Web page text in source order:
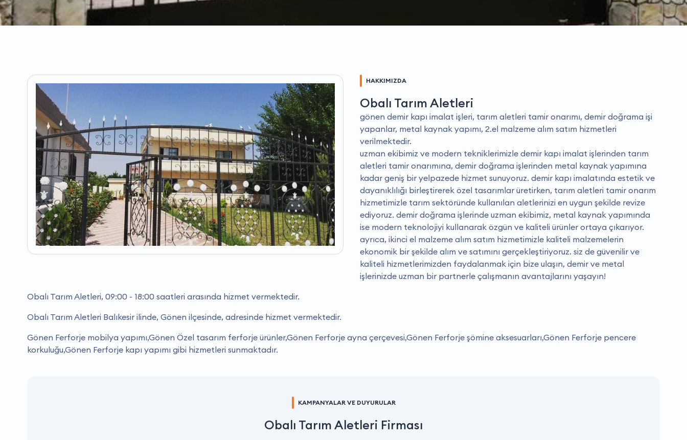
HAKKIMIZDA
Obalı Tarım Aletleri
gönen demir kapı imalat işleri, tarım aletleri tamir onarımı, demir doğrama işi
yapanlar, metal kaynak yapımı, 2.el malzeme alım satım hizmetleri
verilmektedir.
uzman ekibimiz ve modern tekniklerimizle demir kapı imalat işlerinden tarım
aletleri tamir onarımına, demir doğrama işlerinden metal kaynak yapımına
kadar geniş bir yelpazede hizmet sunuyoruz. demir kapı imalatında estetik ve
dayanıklılığı birleştirerek özel tasarımlar üretirken, tarım aletleri tamir onarım
hizmetimizle tarım sektöründe kullanılan aletlerinizi en uygun şekilde revize
ediyoruz. demir doğrama işlerinde uzman ekibimiz, metal kaynak yapımında
ise modern teknolojiyi kullanarak özgün ve kaliteli ürünler ortaya çıkarıyor.
ayrıca, ikinci el malzeme alım satım hizmetimizle kaliteli malzemelerin
ekonomik bir şekilde alım ve satımını gerçekleştiriyoruz. siz de güvenilir ve
kaliteli hizmetlerimizden faydalanmak için bize ulaşın, demir ve metal
işlerinizde uzman bir partnerle çalışmanın avantajlarını yaşayın!
Obalı Tarım Aletleri, 09:00 - 18:00 saatleri arasında hizmet vermektedir.
Obalı Tarım Aletleri Balıkesir ilinde, Gönen ilçesinde, adresinde hizmet vermektedir.
Gönen Ferforje mobilya yapımı,Gönen Özel tasarım ferforje ürünler,Gönen Ferforje ayna çerçevesi,Gönen Ferforje şömine aksesuarları,Gönen Ferforje pencere
korkuluğu,Gönen Ferforje kapı yapımı gibi hizmetleri sunmaktadır.
KAMPANYALAR VE DUYURULAR
Obalı Tarım Aletleri Firması